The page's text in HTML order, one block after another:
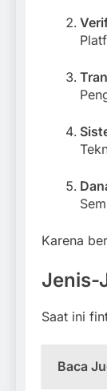
Karena
Jenis-
Saat ini
Baca